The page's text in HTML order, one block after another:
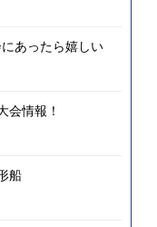
あったら嬉しい
会情報！
船